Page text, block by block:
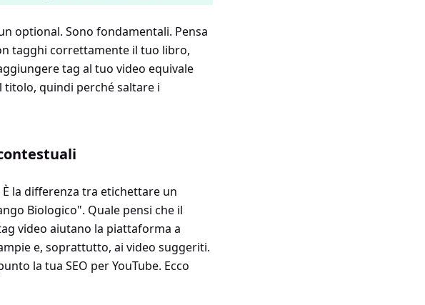
optional. Sono fondamentali. Pensa
tagghi correttamente il tuo libro,
tag al tuo video equivale
​​titolo, quindi perché saltare i
la differenza tra etichettare un
Biologico". Quale pensi che il
video aiutano la piattaforma a
e, soprattutto, ai video suggeriti.
la tua SEO per YouTube. Ecco